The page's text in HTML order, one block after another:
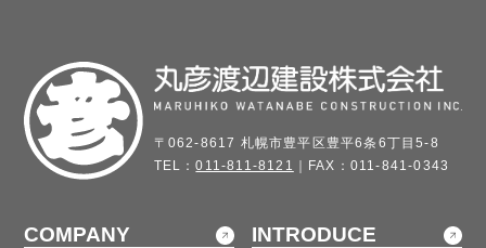
〒062-8617 札幌市豊平区豊平6条6丁目5-8
TEL：011-811-8121 ｜FAX：011-841-0343
COMPANY INTRODUCE